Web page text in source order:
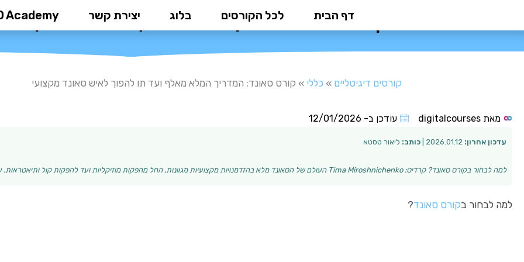
דף הבית לכל הקורסים בלוג יצירת קשר Academy
קורס סאונד: המדריך המלא מאלף ועד תו להפוך
קורסים דיגיטליים » כללי » קורס סאונד: המדריך המלא מאלף ועד תו להפוך לאיש סאונד מקצועי
מאת עודכן ב- 12/01/2026
עדכון אחרון: כותב: ליאור טסטא
למה לבחור בקורס סאונד? קרדיט: Tima Miroshnichenko העולם של הסאונד מלא בהזדמנויות מקצועיות מגוונות, החל מהפקות מוזיקליות ועד להפקות קול ותיאטראות. עם ה…
למה לבחור בקורס סאונד?